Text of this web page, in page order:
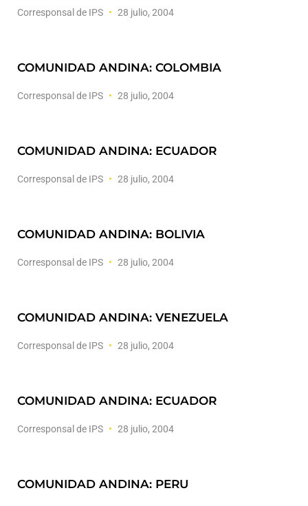
Corresponsal de IPS 28 julio, 2004
COMUNIDAD ANDINA: COLOMBIA
Corresponsal de IPS 28 julio, 2004
COMUNIDAD ANDINA: ECUADOR
Corresponsal de IPS 28 julio, 2004
COMUNIDAD ANDINA: BOLIVIA
Corresponsal de IPS 28 julio, 2004
COMUNIDAD ANDINA: VENEZUELA
Corresponsal de IPS 28 julio, 2004
COMUNIDAD ANDINA: ECUADOR
Corresponsal de IPS 28 julio, 2004
COMUNIDAD ANDINA: PERU